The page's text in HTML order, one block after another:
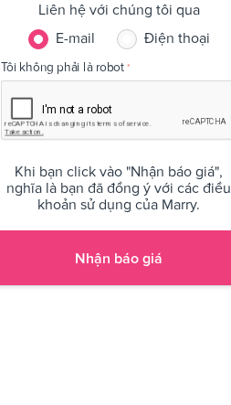
Liên hệ với chúng tôi qua
E-mail
Điện thoại
Tôi không phải là robot
Khi bạn click vào "Nhận báo giá",
nghĩa là bạn đã đồng ý với các điều
khoản sử dụng của Marry.
Nhận báo giá